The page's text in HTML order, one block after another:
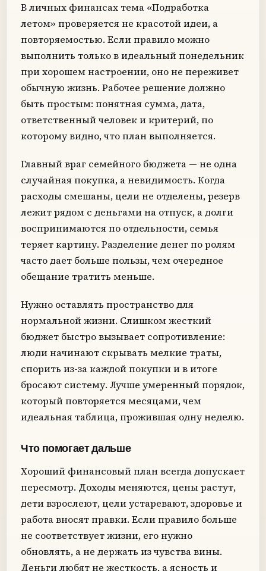
В личных финансах тема «Подработка
летом» проверяется не красотой идеи, а
повторяемостью. Если правило можно
выполнить только в идеальный понедельник
при хорошем настроении, оно не переживет
обычную жизнь. Рабочее решение должно
быть простым: понятная сумма, дата,
ответственный человек и критерий, по
которому видно, что план выполняется.
Главный враг семейного бюджета — не одна
случайная покупка, а невидимость. Когда
расходы смешаны, цели не отделены, резерв
лежит рядом с деньгами на отпуск, а долги
воспринимаются по отдельности, семья
теряет картину. Разделение денег по ролям
часто дает больше пользы, чем очередное
обещание тратить меньше.
Нужно оставлять пространство для
нормальной жизни. Слишком жесткий
бюджет быстро вызывает сопротивление:
люди начинают скрывать мелкие траты,
спорить из-за каждой покупки и в итоге
бросают систему. Лучше умеренный порядок,
который повторяется месяцами, чем
идеальная таблица, прожившая одну неделю.
Что помогает дальше
Хороший финансовый план всегда допускает
пересмотр. Доходы меняются, цены растут,
дети взрослеют, цели устаревают, здоровье и
работа вносят правки. Если правило больше
не соответствует жизни, его нужно
обновлять, а не держать из чувства вины.
Деньги любят не жесткость, а ясность и